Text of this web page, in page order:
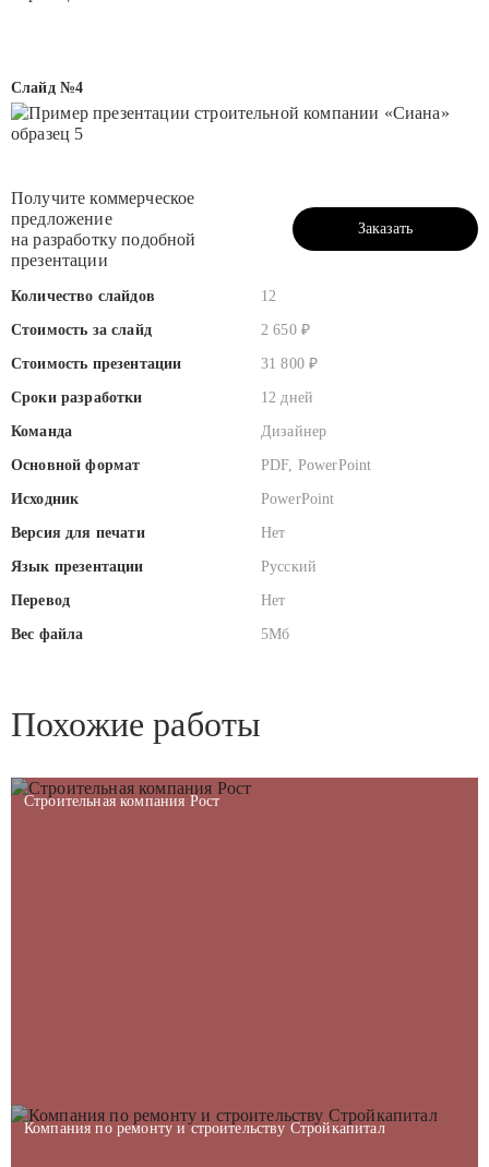
Слайд №4
Получите коммерческое
предложение
на разработку подобной
презентации
Заказать
Количество слайдов
12
Стоимость за слайд 2 650 ₽
Стоимость презентации 31 800 ₽
Сроки разработки 12 дней
Команда Дизайнер
Основной формат PDF, PowerPoint
Исходник PowerPoint
Версия для печати Нет
Язык презентации Русский
Перевод Нет
Вес файла 5Мб
Похожие работы
Строительная компания Рост
Компания по ремонту и строительству Стройкапитал